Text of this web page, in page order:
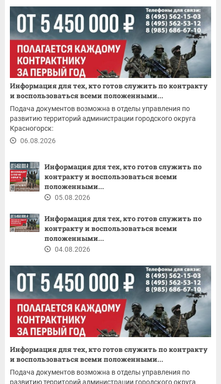
Информация для тех, кто готов служить по контракту
и воспользоваться всеми положенными...
Подача документов возможна в отделы управления по
развитию территорий администрации городского округа
Красногорск:
06.08.2026
Информация для тех, кто готов служить по
контракту и воспользоваться всеми
положенными...
05.08.2026
Информация для тех, кто готов служить по
контракту и воспользоваться всеми
положенными...
04.08.2026
Информация для тех, кто готов служить по контракту
и воспользоваться всеми положенными...
Подача документов возможна в отделы управления по
развитию территорий администрации городского округа